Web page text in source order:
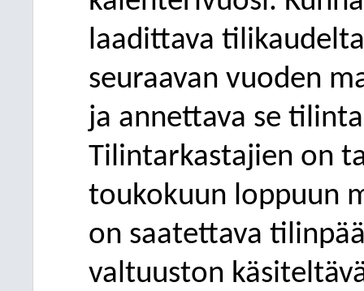
laadittava tilikaudelta
seuraavan vuoden
ja annettava se
Tilintarkastajien on
toukokuun loppuun
on saatettava tilin
valtuuston